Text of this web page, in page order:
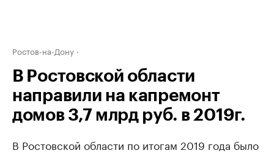
Ростов-на-Дону
В Ростовской области
направили на капремонт
домов 3,7 млрд руб. в 2019г.
В Ростовской области по итогам 2019 года было